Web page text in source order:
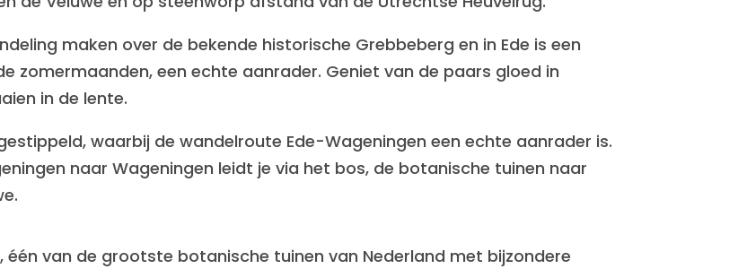
maken over de bekende historische Grebbeberg en in Ede is een
zomermaanden, een echte aanrader. Geniet van de paars gloed in
in de lente.
waarbij de wandelroute Ede-Wageningen een echte aanrader is.
naar Wageningen leidt je via het bos, de botanische tuinen naar
één van de grootste botanische tuinen van Nederland met bijzondere